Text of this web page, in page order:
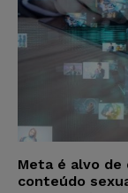
Meta é alvo de
conteúdo